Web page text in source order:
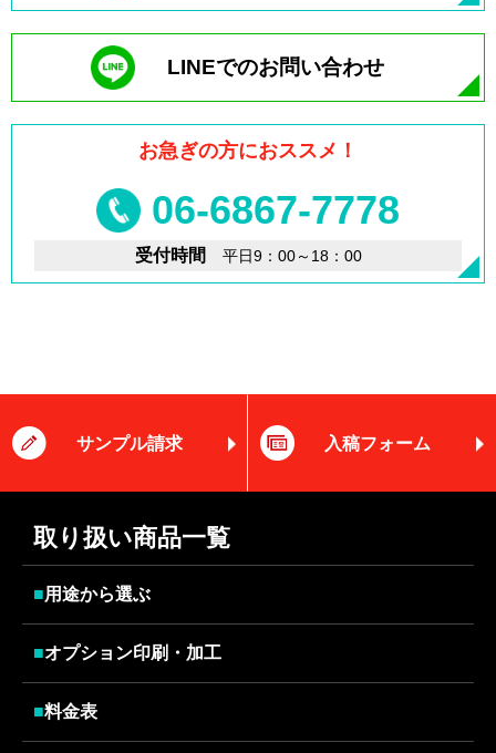
LINEでのお問い合わせ
お急ぎの方におススメ！
06-6867-7778
受付時間 平日9：00～18：00
サンプル請求 入稿フォーム
取り扱い商品一覧
■用途から選ぶ
■オプション印刷・加工
■料金表